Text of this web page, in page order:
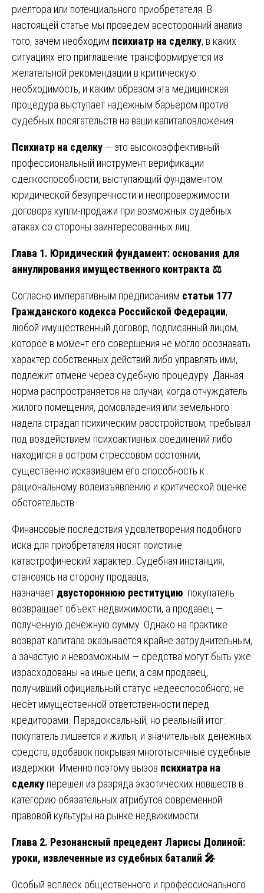
риелтора или потенциального приобретателя. В
настоящей статье мы проведем всесторонний анализ
того, зачем необходим психиатр на сделку, в каких
ситуациях его приглашение трансформируется из
желательной рекомендации в критическую
необходимость, и каким образом эта медицинская
процедура выступает надежным барьером против
судебных посягательств на ваши капиталовложения.
Психиатр на сделку — это высокоэффективный
профессиональный инструмент верификации
сделкоспособности, выступающий фундаментом
юридической безупречности и неопровержимости
договора купли-продажи при возможных судебных
атаках со стороны заинтересованных лиц.
Глава 1. Юридический фундамент: основания для
аннулирования имущественного контракта ⚖️
Согласно императивным предписаниям статьи 177
Гражданского кодекса Российской Федерации,
любой имущественный договор, подписанный лицом,
которое в момент его совершения не могло осознавать
характер собственных действий либо управлять ими,
подлежит отмене через судебную процедуру. Данная
норма распространяется на случаи, когда отчуждатель
жилого помещения, домовладения или земельного
надела страдал психическим расстройством, пребывал
под воздействием психоактивных соединений либо
находился в остром стрессовом состоянии,
существенно исказившем его способность к
рациональному волеизъявлению и критической оценке
обстоятельств.
Финансовые последствия удовлетворения подобного
иска для приобретателя носят поистине
катастрофический характер. Судебная инстанция,
становясь на сторону продавца,
назначает двустороннюю реституцию: покупатель
возвращает объект недвижимости, а продавец —
полученную денежную сумму. Однако на практике
возврат капитала оказывается крайне затруднительным,
а зачастую и невозможным — средства могут быть уже
израсходованы на иные цели, а сам продавец,
получивший официальный статус недееспособного, не
несёт имущественной ответственности перед
кредиторами. Парадоксальный, но реальный итог:
покупатель лишается и жилья, и значительных денежных
средств, вдобавок покрывая многотысячные судебные
издержки. Именно поэтому вызов психиатра на
сделку перешел из разряда экзотических новшеств в
категорию обязательных атрибутов современной
правовой культуры на рынке недвижимости.
Глава 2. Резонансный прецедент Ларисы Долиной:
уроки, извлеченные из судебных баталий 🎤
Особый всплеск общественного и профессионального